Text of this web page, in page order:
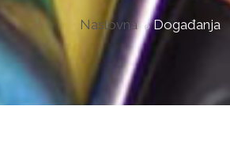
Naslovna Događanja